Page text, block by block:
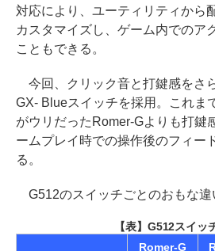
対応により、ユーティリティから
カスタマイズし、ゲーム内でのア
こともできる。
今回、クリック音と打鍵感をさ
GX- Blueスイッチを採用。これま
がウリだったRomer-Gよりも打鍵
ームプレイ時での操作後のフィー
る。
G512のスイッチごとのおもな違
【表】G512スイッ
Romer-G